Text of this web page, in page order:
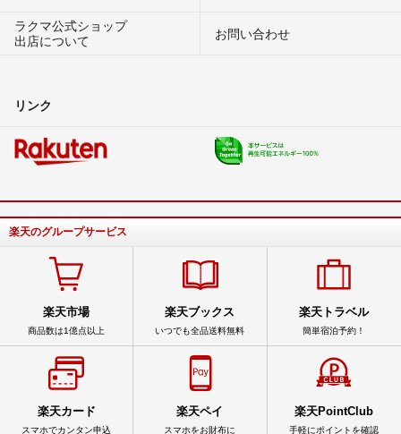
ラクマ公式ショップ
出店について
お問い合わせ
リンク
楽天のグループサービス
楽天市場
商品数は1億点以上
楽天ブックス
いつでも全品送料無料
楽天トラベル
簡単宿泊予約！
楽天カード
スマホでカンタン申込
楽天ペイ
スマホをお財布に
楽天PointClub
手軽にポイントを確認